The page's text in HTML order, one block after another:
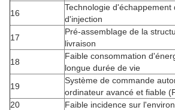
16
Technologie d'échappement
d'injection
17
Pré-assemblage de la
livraison
18
Faible consommation
longue durée de vie
19
Système de commande
ordinateur avancé et fiable
20
Faible incidence sur